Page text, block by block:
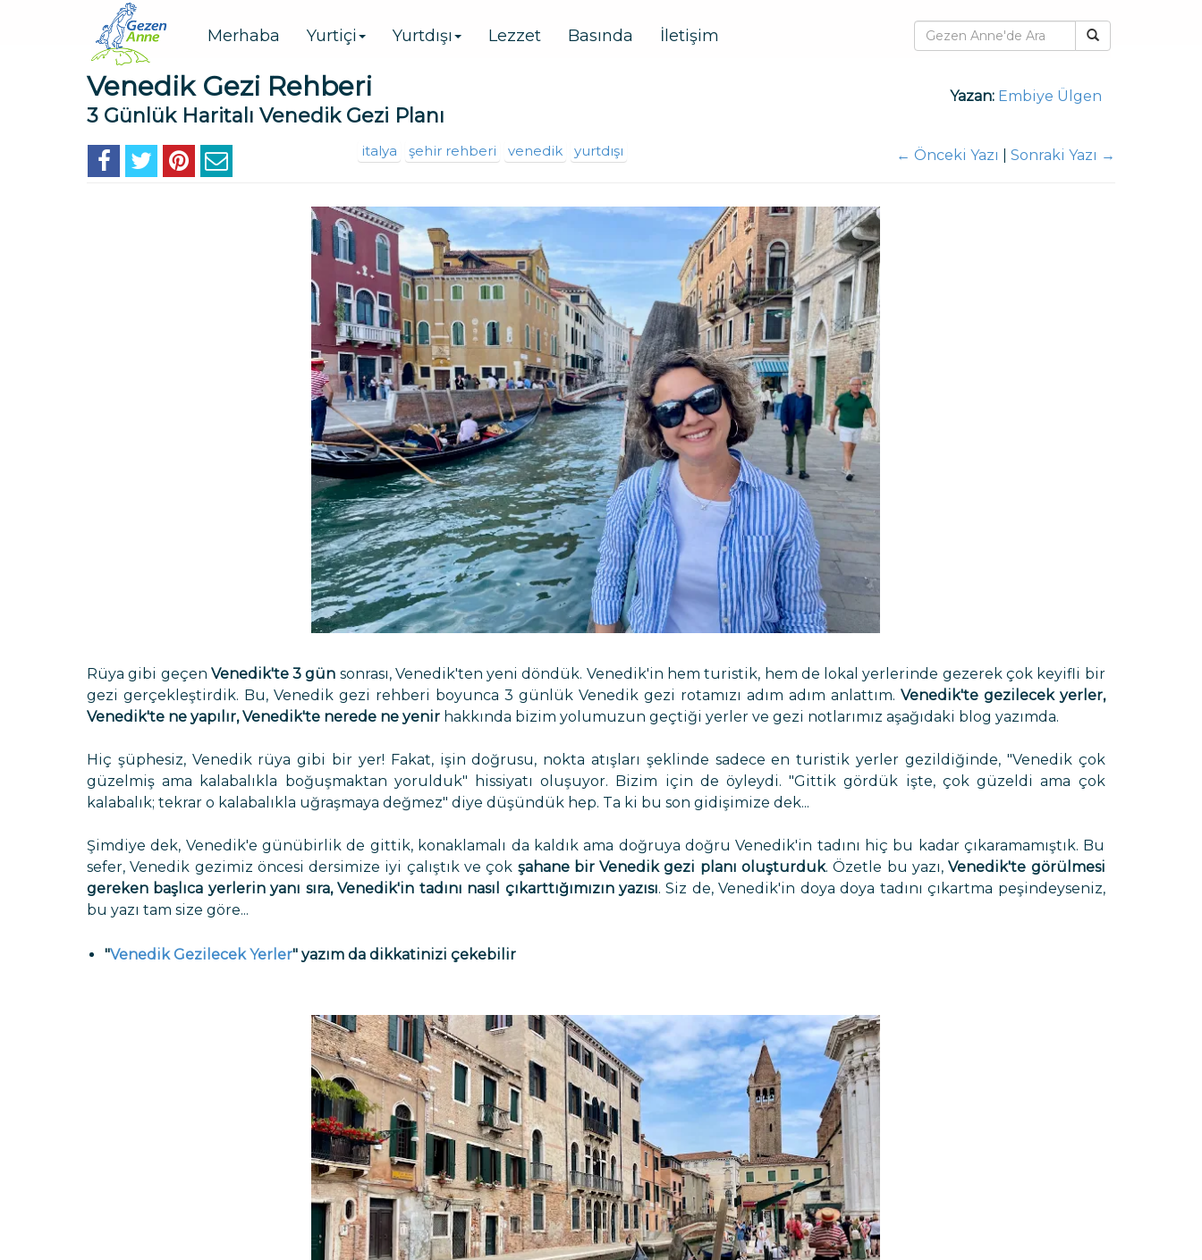
Merhaba Yurtiçi Yurtdışı Lezzet Basında İletişim
Venedik Gezi Rehberi
3 Günlük Haritalı Venedik Gezi Planı
Yazan: Embiye Ülgen
italya şehir rehberi venedik yurtdışı ← Önceki Yazı Sonraki Yazı →
Rüya gibi geçen Venedik'te 3 gün sonrası, Venedik'ten yeni döndük. Venedik'in hem turistik, hem de lokal yerlerinde gezerek çok keyifli bir
gezi gerçekleştirdik. Bu, Venedik gezi rehberi boyunca 3 günlük Venedik gezi rotamızı adım adım anlattım. Venedik'te gezilecek yerler,
Venedik'te ne yapılır, Venedik'te nerede ne yenir hakkında bizim yolumuzun geçtiği yerler ve gezi notlarımız aşağıdaki blog yazımda.
Hiç şüphesiz, Venedik rüya gibi bir yer! Fakat, işin doğrusu, nokta atışları şeklinde sadece en turistik yerler gezildiğinde, "Venedik çok
güzelmiş ama kalabalıkla boğuşmaktan yorulduk" hissiyatı oluşuyor. Bizim için de öyleydi. "Gittik gördük işte, çok güzeldi ama çok
kalabalık; tekrar o kalabalıkla uğraşmaya değmez" diye düşündük hep. Ta ki bu son gidişimize dek...
Şimdiye dek, Venedik'e günübirlik de gittik, konaklamalı da kaldık ama doğruya doğru Venedik'in tadını hiç bu kadar çıkaramamıştık. Bu
sefer, Venedik gezimiz öncesi dersimize iyi çalıştık ve çok şahane bir Venedik gezi planı oluşturduk. Özetle bu yazı,Venedik'te görülmesi
gereken başlıca yerlerin yanı sıra, Venedik'in tadını nasıl çıkarttığımızın yazısı. Siz de, Venedik'in doya doya tadını çıkartma peşindeyseniz,
bu yazı tam size göre...
"Venedik Gezilecek Yerler" yazım da dikkatinizi çekebilir